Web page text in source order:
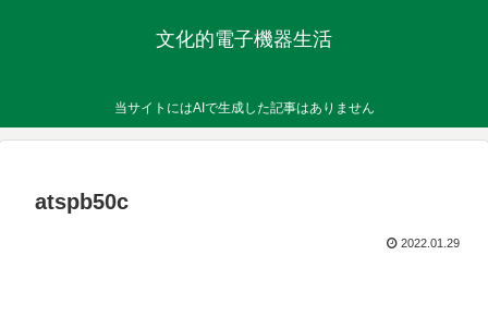
文化的電子機器生活
当サイトにはAIで生成した記事はありません
atspb50c
2022.01.29